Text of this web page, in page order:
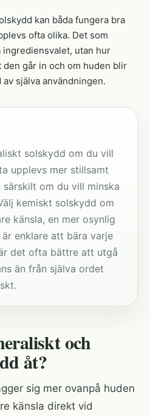
kan båda fungera bra
ofta olika. Det som
ingrediensvalet, utan hur
den går in och om huden blir
själva användningen.
solskydd om du vill
upplevs mer stillsamt
om du vill minska
kemiskt solskydd om
känsla, en mer osynlig
enklare att bära varje
det ofta bättre att utgå
än från själva ordet
och
åt?
sig mer ovanpå huden
känsla direkt vid